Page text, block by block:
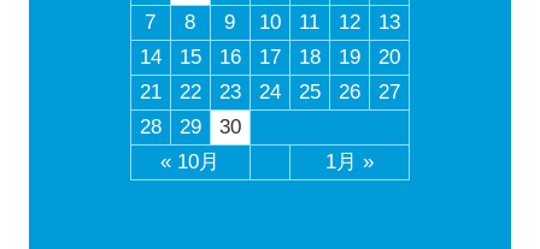
« 10月 1月 »
7
8 9 10 11 12
13
14
15 16 17 18 19
20
21
22 23 24 25 26
27
28
29 30